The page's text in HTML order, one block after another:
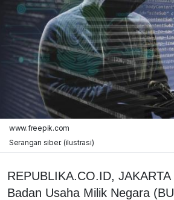
www.freepik.com
Serangan siber. (ilustrasi)
REPUBLIKA.CO.ID,
Badan Usaha Milik Negara